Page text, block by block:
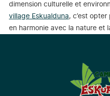
dimension culturelle et
village Eskualduna, c’est
en harmonie avec la nature et